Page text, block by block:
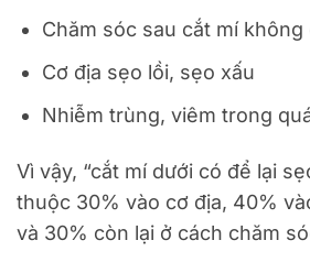
Chăm sóc sau cắt mí
Cơ địa sẹo lồi, sẹo xấu
Nhiễm trùng, viêm trong
Vì vậy, “cắt mí dưới có để lại
thuộc 30% vào cơ địa, 40%
và 30% còn lại ở cách chăm